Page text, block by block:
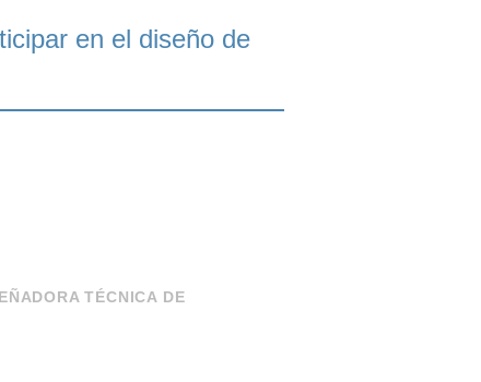
en el diseño de
TÉCNICA DE